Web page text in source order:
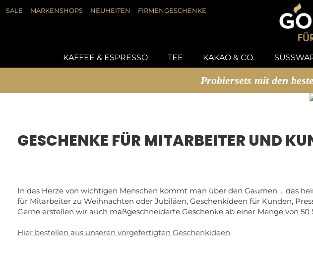
SALE MARKENSHOPS NEUHEITEN FIRMENGESCHENKE
KAFFEE & ESPRESSO TEE KAKAO & CO.
Probiersets mit den
GESCHENKE FÜR MITARBEITER UND
In das Herze von wichtigen Menschen kommt man über den Gaumen ... das
für Mitarbeiter zu Weihnachten oder Jubiläen, Geschenkideen für Kunden,
Gerne erstellen wir auch maßgeschneiderte Geschenke ab einer Menge von
Hier bestellen aus unseren vorgefertigten Geschenkideen